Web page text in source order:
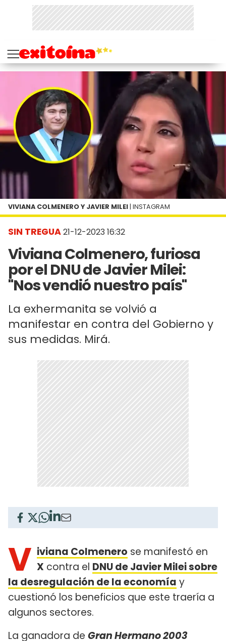
SIN TREGUA21-12-2023 16:32
Viviana Colmenero, furiosa
por el DNU de Javier Milei:
"Nos vendió nuestro país"
La exhermanita se volvió a
manifestar en contra del Gobierno y
sus medidas. Mirá.
VIVIANA COLMENERO Y JAVIER MILEI | INSTAGRAM
V iviana Colmenero se manifestó en
X contra el DNU de Javier Milei sobre
la desregulación de la economía y
cuestionó los beneficios que este traería a
algunos sectores.
La ganadora de Gran Hermano 2003